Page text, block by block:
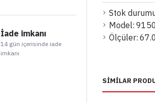
İade imkanı
14 gün içerisinde iade
imkanı
Stok
Model:
Ölçüler:
SIMILAR